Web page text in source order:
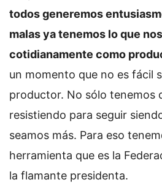
todos generemos
malas ya tenemos lo que
cotidianamente como
un momento que no es fácil
productor. No sólo tenemos
resistiendo para seguir
seamos más. Para eso
herramienta que es la
la flamante presidenta.